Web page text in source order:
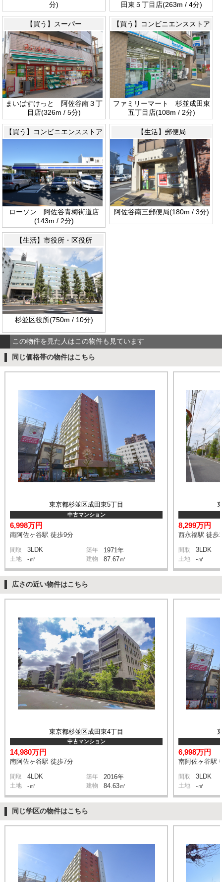
分) 田東５丁目店(263m / 4分)
【買う】スーパー
まいばすけっと 阿佐谷南３丁
目店(326m / 5分)
【買う】コンビニエンスストア
ファミリーマート 杉並成田東
五丁目店(108m / 2分)
【買う】コンビニエンスストア
ローソン 阿佐谷青梅街道店
(143m / 2分)
【生活】郵便局
阿佐谷南三郵便局(180m / 3分)
【生活】市役所・区役所
杉並区役所(750m / 10分)
この物件を見た人はこの物件も見ています
同じ価格帯の物件はこちら
東京都杉並区成田東5丁目
中古マンション
6,998万円
南阿佐ヶ谷駅 徒歩9分
間取 3LDK 築年 1971年
土地 -㎡ 建物 87.67㎡
8,299万円
西永福駅 徒歩
間取 3LDK
土地 -㎡
広さの近い物件はこちら
東京都杉並区成田東4丁目
中古マンション
14,980万円
南阿佐ヶ谷駅 徒歩7分
間取 4LDK 築年 2016年
土地 -㎡ 建物 84.63㎡
6,998万円
南阿佐ヶ谷駅
間取 3LDK
土地 -㎡
同じ学区の物件はこちら